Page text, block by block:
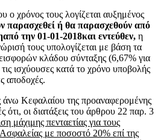
ο χρόνος τους λογίζεται αυξημένος
παρασχεθεί ή θα παρασχεθούν από
από την 01-01-2018και εντεύθεν, η
τους υπολογίζεται με βάση τα
κλάδου σύνταξης (6,67% για
ισχύουσες κατά το χρόνο υποβολής
αποδοχές.
Κεφαλαίου της προαναφερομένης
ότι, οι διατάξεις του άρθρου 22 παρ. 3
μάχιμης πενταετίας για τους
με ποσοστό 20% επί της